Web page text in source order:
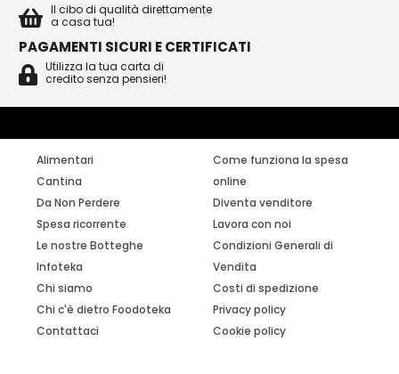
Il cibo di qualità direttamente
a casa tua!
PAGAMENTI SICURI E CERTIFICATI
Utilizza la tua carta di
credito senza pensieri!
Alimentari
Cantina
Da Non Perdere
Spesa ricorrente
Le nostre Botteghe
Infoteka
Chi siamo
Chi c'è dietro Foodoteka
Contattaci
Come funziona la spesa
online
Diventa venditore
Lavora con noi
Condizioni Generali di
Vendita
Costi di spedizione
Privacy policy
Cookie policy